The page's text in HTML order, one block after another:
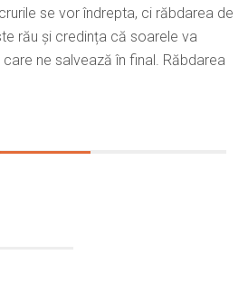
se vor îndrepta, ci răbdarea de
rău și credința că soarele va
ne salvează în final. Răbdarea